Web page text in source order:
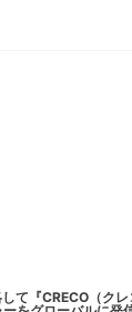
て『CRECO（ク